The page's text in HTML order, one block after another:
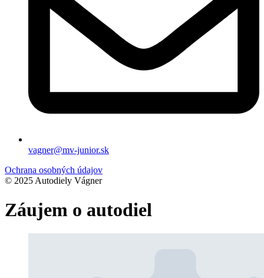
vagner@mv-junior.sk
Ochrana osobných údajov
© 2025 Autodiely Vágner
Záujem o autodiel